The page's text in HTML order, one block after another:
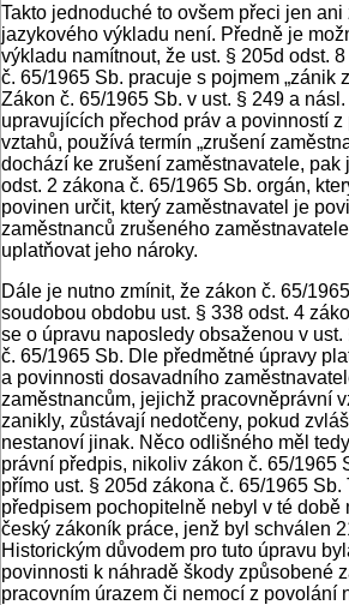
Takto jednoduché to ovšem přeci jen
jazykového výkladu není. Předně je
výkladu namítnout, že ust. § 205d odst.
č. 65/1965 Sb. pracuje s pojmem „zánik
Zákon č. 65/1965 Sb. v ust. § 249 a
upravujících přechod práv a povinností
vztahů, používá termín „zrušení
dochází ke zrušení zaměstnavatele, pak
odst. 2 zákona č. 65/1965 Sb. orgán,
povinen určit, který zaměstnavatel je
zaměstnanců zrušeného
uplatňovat jeho nároky.
Dále je nutno zmínit, že zákon č. 65/
soudobou obdobu ust. § 338 odst. 4
se o úpravu naposledy obsaženou v ust.
č. 65/1965 Sb. Dle předmětné úpravy
a povinnosti dosavadního
zaměstnancům, jejichž pracovněprávní
zanikly, zůstávají nedotčeny, pokud
nestanoví jinak. Něco odlišného měl
právní předpis, nikoliv zákon č. 65/1965
přímo ust. § 205d zákona č. 65/1965
předpisem pochopitelně nebyl v té době
český zákoník práce, jenž byl schválen
Historickým důvodem pro tuto úpravu
povinnosti k náhradě škody způsobené
pracovním úrazem či nemocí z povolání